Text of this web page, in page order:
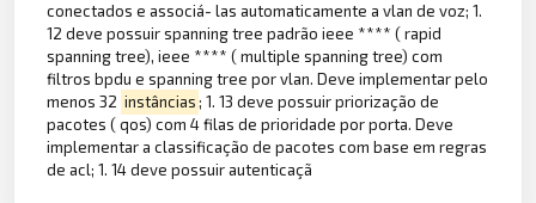
conectados e associá- las automaticamente a vlan de voz; 1.
12 deve possuir spanning tree padrão ieee **** ( rapid
spanning tree), ieee **** ( multiple spanning tree) com
filtros bpdu e spanning tree por vlan. Deve implementar pelo
menos 32 instâncias; 1. 13 deve possuir priorização de
pacotes ( qos) com 4 filas de prioridade por porta. Deve
implementar a classificação de pacotes com base em regras
de acl; 1. 14 deve possuir autenticaçã